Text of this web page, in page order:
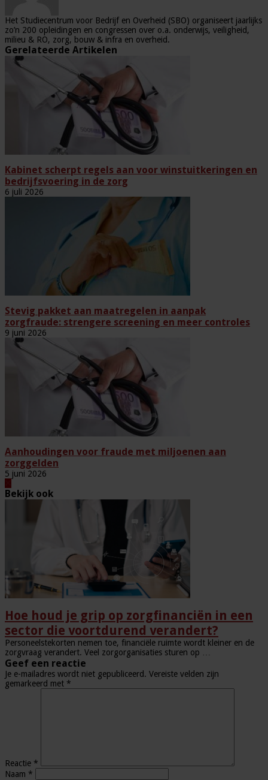
Het Studiecentrum voor Bedrijf en Overheid (SBO) organiseert jaarlijks
zo’n 200 opleidingen en congressen over o.a. onderwijs, veiligheid,
milieu & RO, zorg, bouw & infra en overheid.
Gerelateerde Artikelen
Kabinet scherpt regels aan voor winstuitkeringen en
bedrijfsvoering in de zorg
6 juli 2026
Stevig pakket aan maatregelen in aanpak
zorgfraude: strengere screening en meer controles
9 juni 2026
Aanhoudingen voor fraude met miljoenen aan
zorggelden
5 juni 2026
Bekijk ook
Hoe houd je grip op zorgfinanciën in een
sector die voortdurend verandert?
Personeelstekorten nemen toe, financiële ruimte wordt kleiner en de
zorgvraag verandert. Veel zorgorganisaties sturen op …
Geef een reactie
Je e-mailadres wordt niet gepubliceerd. Vereiste velden zijn
gemarkeerd met *
Reactie *
Naam *